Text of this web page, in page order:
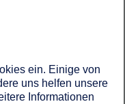
ein. Einige von
uns helfen unsere
Informationen